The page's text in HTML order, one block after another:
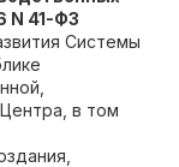
N 41-ФЗ
Системы
в том